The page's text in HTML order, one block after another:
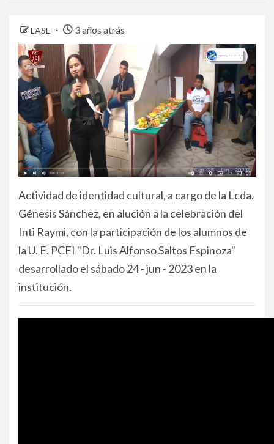
LASE 3 años atrás
Actividad de identidad cultural, a cargo de la Lcda.
Génesis Sánchez, en alución a la celebración del
Inti Raymi, con la participación de los alumnos de
la U. E. PCEI "Dr. Luis Alfonso Saltos Espinoza"
desarrollado el sábado 24 - jun - 2023 en la
institución.